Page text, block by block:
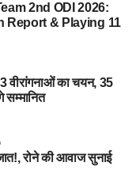
2nd ODI 2026:
Report & Playing 11
वीरांगनाओं का चयन, 35
सम्मानित
रोने की आवाज सुनाई